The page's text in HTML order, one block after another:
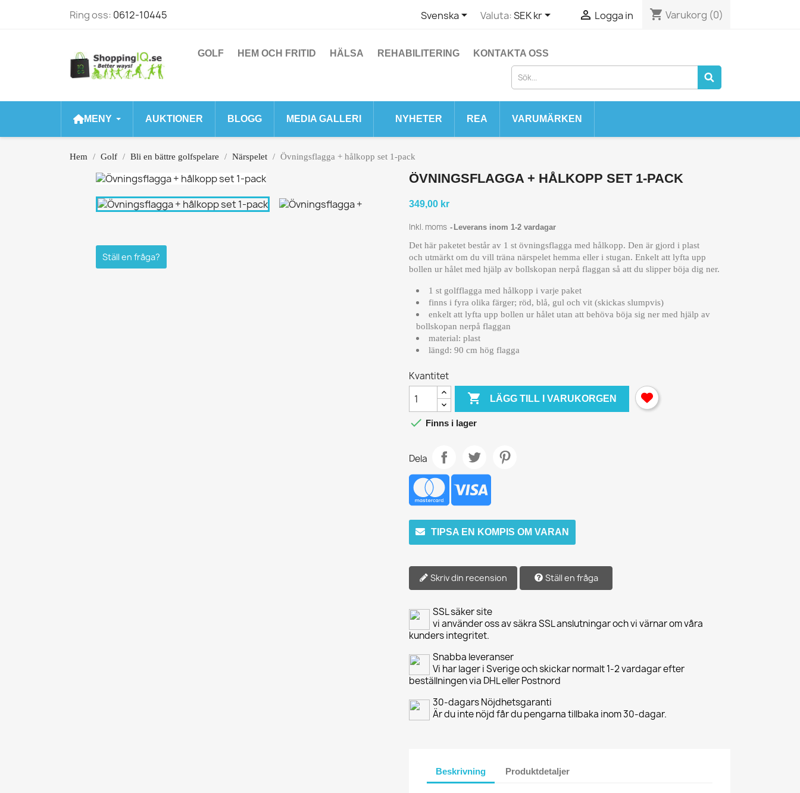
Ring oss: 0612-10445 Svenska Valuta:SEK kr  Logga in shopping_cart Varukorg (0)
GOLF HEM OCH FRITID HÄLSA REHABILITERING KONTAKTA OSS
MENY AUKTIONER BLOGG MEDIA GALLERI NYHETER REA VARUMÄRKEN
Hem Golf Bli en bättre golfspelare Närspelet Övningsflagga + hålkopp set 1-pack
Ställ en fråga?
ÖVNINGSFLAGGA + HÅLKOPP SET 1-PACK
349,00 kr
Inkl. moms Leverans inom 1-2 vardagar
Det här paketet består av 1 st övningsflagga med hålkopp. Den är gjord i plast
och utmärkt om du vill träna närspelet hemma eller i stugan. Enkelt att lyfta upp
bollen ur hålet med hjälp av bollskopan nerpå flaggan så att du slipper böja dig ner.
1 st golfflagga med hålkopp i varje paket
finns i fyra olika färger; röd, blå, gul och vit (skickas slumpvis)
enkelt att lyfta upp bollen ur hålet utan att behöva böja sig ner med hjälp av
bollskopan nerpå flaggan
material: plast
längd: 90 cm hög flagga
Kvantitet
 LÄGG TILL I VARUKORGEN
 Finns i lager
Dela
TIPSA EN KOMPIS OM VARAN
Skriv din recension Ställ en fråga
SSL säker site
vi använder oss av säkra SSL anslutningar och vi värnar om våra
kunders integritet.
Snabba leveranser
Vi har lager i Sverige och skickar normalt 1-2 vardagar efter
beställningen via DHL eller Postnord
30-dagars Nöjdhetsgaranti
Är du inte nöjd får du pengarna tillbaka inom 30-dagar.
Beskrivning Produktdetaljer